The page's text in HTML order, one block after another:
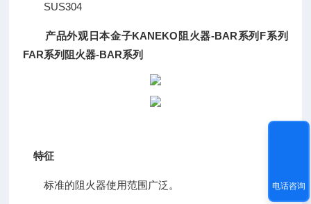
SUS304
产品外观日本金子KANEKO阻火器-BAR系列F系列
FAR系列 阻火器-BAR系列
特征
标准的阻火器使用范围广泛。 电话咨询